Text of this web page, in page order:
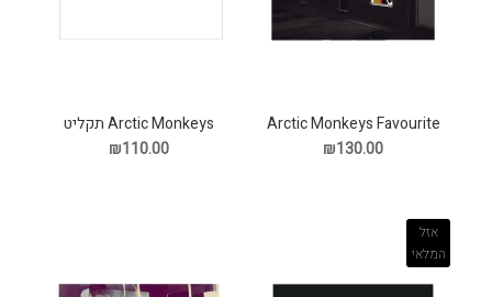
Arctic Monkeys Favourite
Worst Nightmare תקליט
₪130.00
Arctic Monkeys תקליט
₪110.00
אזל
המלאי